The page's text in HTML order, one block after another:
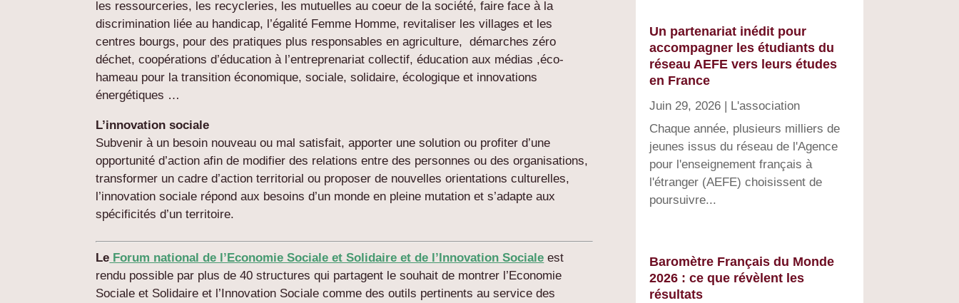
les ressourceries, les recycleries, les mutuelles au coeur de la société, faire face à la
discrimination liée au handicap, l’égalité Femme Homme, revitaliser les villages et les
centres bourgs, pour des pratiques plus responsables en agriculture, démarches zéro
déchet, coopérations d’éducation à l’entreprenariat collectif, éducation aux médias ,éco-
hameau pour la transition économique, sociale, solidaire, écologique et innovations
énergétiques …
L’innovation sociale
Subvenir à un besoin nouveau ou mal satisfait, apporter une solution ou profiter d’une
opportunité d’action afin de modifier des relations entre des personnes ou des organisations,
transformer un cadre d’action territorial ou proposer de nouvelles orientations culturelles,
l’innovation sociale répond aux besoins d’un monde en pleine mutation et s’adapte aux
spécificités d’un territoire.
Le Forum national de l’Economie Sociale et Solidaire et de l’Innovation Sociale est
rendu possible par plus de 40 structures qui partagent le souhait de montrer l’Economie
Sociale et Solidaire et l’Innovation Sociale comme des outils pertinents au service des
Un partenariat inédit pour
accompagner les étudiants du
réseau AEFE vers leurs études
en France
Juin 29, 2026| L'association
Chaque année, plusieurs milliers de
jeunes issus du réseau de l'Agence
pour l'enseignement français à
l'étranger (AEFE) choisissent de
poursuivre...
Baromètre Français du Monde
2026 : ce que révèlent les
résultats